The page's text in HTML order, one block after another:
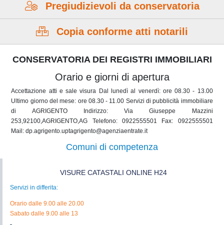
Pregiudizievoli da conservatoria
Copia conforme atti notarili
CONSERVATORIA DEI REGISTRI IMMOBILIARI
Orario e giorni di apertura
Accettazione atti e sale visura Dal lunedì al venerdì: ore 08.30 - 13.00
Ultimo giorno del mese: ore 08.30 - 11.00 Servizi di pubblicità immobiliare
di AGRIGENTO Indirizzo: Via Giuseppe Mazzini
253,92100,AGRIGENTO,AG Telefono: 0922555501 Fax: 0922555501
Mail: dp.agrigento.uptagrigento@agenziaentrate.it
Comuni di competenza
VISURE CATASTALI ONLINE H24
Servizi in differita:
Orario dalle 9.00 alle 20.00
Sabato dalle 9.00 alle 13